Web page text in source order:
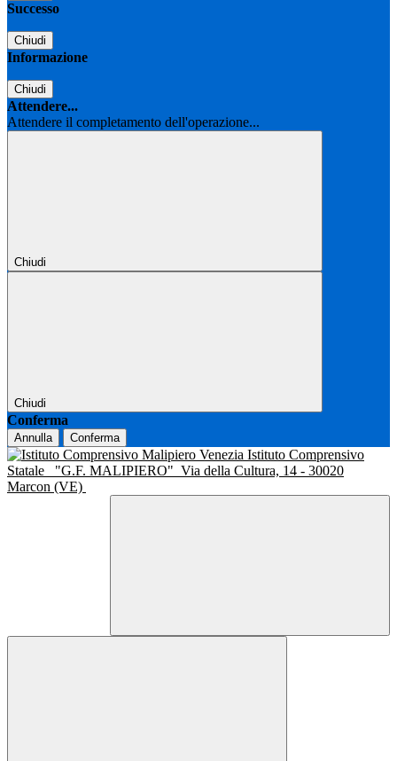
Successo
Chiudi
Informazione
Chiudi
Attendere...
Attendere il completamento dell'operazione...
Chiudi
Chiudi
Conferma
Annulla Conferma
Istituto Comprensivo
Statale
"G.F. MALIPIERO" Via della Cultura, 14 - 30020
Marcon (VE)